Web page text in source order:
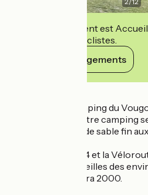
Cet établissement est
accueillir des cyclistes.
Voir ses engagements
Bienvenue au camping du
pays des abers notre camping
magnifique plage de sable fin
Bordé par le GR 34 et la
explorer les merveilles des
cœur du site Natura 2000.